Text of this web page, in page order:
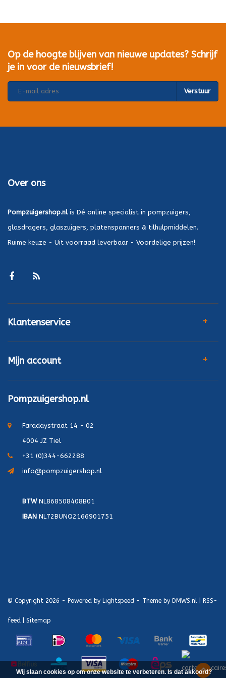
Op de hoogte blijven van nieuwe updates? Schrijf
je in voor de nieuwsbrief!
Verstuur
Over ons
Pompzuigershop.nlis Dé online specialist in pompzuigers,
glasdragers, glaszuigers, platenspanners & tilhulpmiddelen.
Ruime keuze - Uit voorraad leverbaar - Voordelige prijzen!
Klantenservice
Mijn account
Pompzuigershop.nl
Faradaystraat 14 - 02
4004 JZ Tiel
+31 (0)344-662288
info@pompzuigershop.nl
BTWNL868508408B01
IBAN NL72BUNQ2166901751
© Copyright 2026 - Powered by Lightspeed - Theme by DMWS.nl RSS-
feed Sitemap
Wij slaan cookies op om onze website te verbeteren. Is dat akkoord?